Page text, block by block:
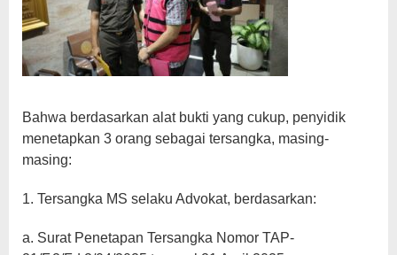
Bahwa berdasarkan alat bukti yang cukup, penyidik
menetapkan 3 orang sebagai tersangka, masing-
masing:
1. Tersangka MS selaku Advokat, berdasarkan:
a. Surat Penetapan Tersangka Nomor TAP-